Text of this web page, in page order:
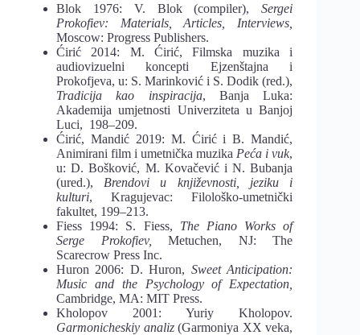
Blok 1976: V. Blok (compiler),Sergei
Prokofiev: Materials, Articles, Interviews,
Moscow: Progress Publishers.
Ćirić 2014: M. Ćirić, Filmska muzika i
audiovizuelni koncepti Ejzenštajna i
Prokofjeva, u: S. Marinković i S. Dodik (red.),
Tradicija kao inspiracija, Banja Luka:
Akademija umjetnosti Univerziteta u Banjoj
Luci, 198–209.
Ćirić, Mandić 2019: M. Ćirić i B. Mandić,
Animirani film i umetnička muzika Peća i vuk,
u: D. Bošković, M. Kovačević i N. Bubanja
(ured.), Brendovi u književnosti, jeziku i
kulturi, Kragujevac: Filološko-umetnički
fakultet, 199–213.
Fiess 1994: S. Fiess, The Piano Works of
Serge Prokofiev,Metuchen, NJ: The
Scarecrow Press Inc.
Huron 2006: D. Huron, Sweet Anticipation:
Music and the Psychology of Expectation,
Cambridge, MA: MIT Press.
Kholopov 2001: Yuriy Kholopov.
Garmonicheskiy analiz(Garmoniya XX veka,